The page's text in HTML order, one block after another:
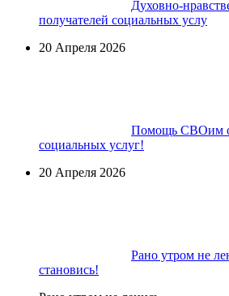
Духовно-
получателей социальных услу
20 Апреля 2026
Помощь СВОим
социальных услуг!
20 Апреля 2026
Рано утром не
становись!